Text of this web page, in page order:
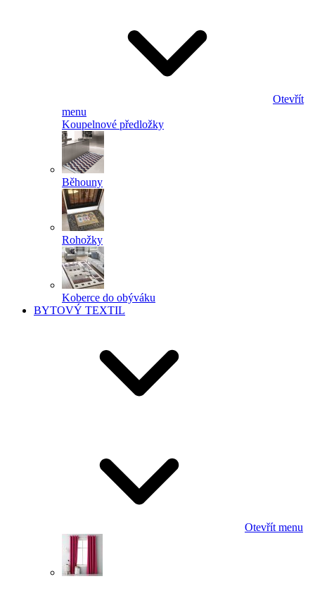
Otevřít
menu
Koupelnové předložky
Běhouny
Rohožky
Koberce do obýváku
BYTOVÝ TEXTIL
Otevřít menu